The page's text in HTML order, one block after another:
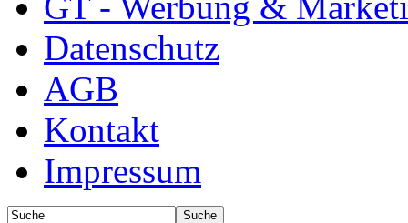
Datenschutz
AGB
Kontakt
Impressum